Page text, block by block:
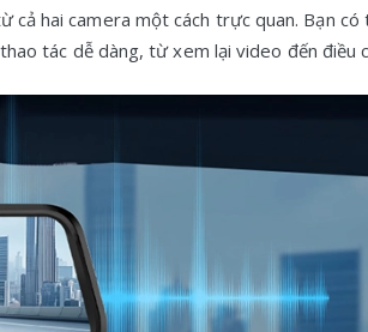
cả hai camera một cách trực quan. Bạn có
tác dễ dàng, từ xem lại video đến điều